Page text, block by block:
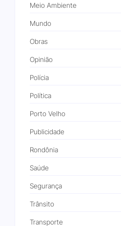
Meio Ambiente
Mundo
Obras
Opinião
Polícia
Política
Porto Velho
Publicidade
Rondônia
Saúde
Segurança
Trânsito
Transporte